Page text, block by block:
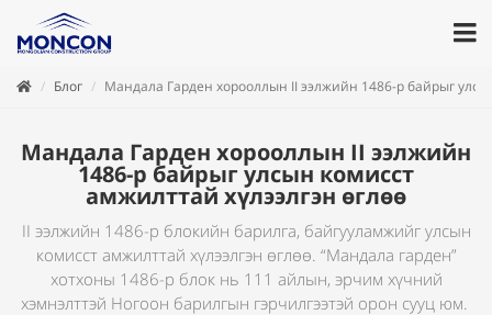
Блог Мандала Гарден хорооллын II ээлжийн 1486-р байрыг
Мандала Гарден хорооллын II ээлжийн
1486-р байрыг улсын комисст
амжилттай хүлээлгэн өглөө
II ээлжийн 1486-р блокийн барилга, байгууламжийг улсын
комисст амжилттай хүлээлгэн өглөө. “Мандала гарден”
хотхоны 1486-р блок нь 111 айлын, эрчим хүчний
хэмнэлттэй Ногоон барилгын гэрчилгээтэй орон сууц юм.